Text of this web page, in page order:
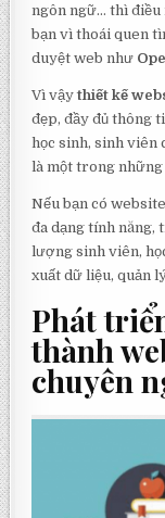
ngôn ngữ… thì điều
bạn vì thoái quen
duyệt web như
Vì vậythiết kế
đẹp, đầy đủ thông
học sinh, sinh viên
là một trong
Nếu bạn có
đa dạng tính năng,
lượng sinh viên,
xuất dữ liệu, quản
Phát
thành
chuyên